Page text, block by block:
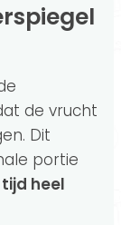
de vrucht
Dit
portie
heel